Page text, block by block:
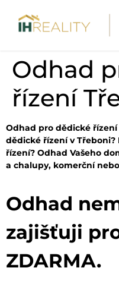
Odhad
řízení
Odhad pro dědické
dědické řízení v
řízení? Odhad Vašeho
a chalupy, komerční
Odhad
zajišťuji
ZDARMA.